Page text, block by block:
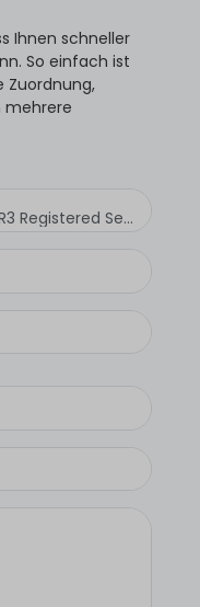
Ihnen schneller
So einfach ist
Zuordnung,
mehrere